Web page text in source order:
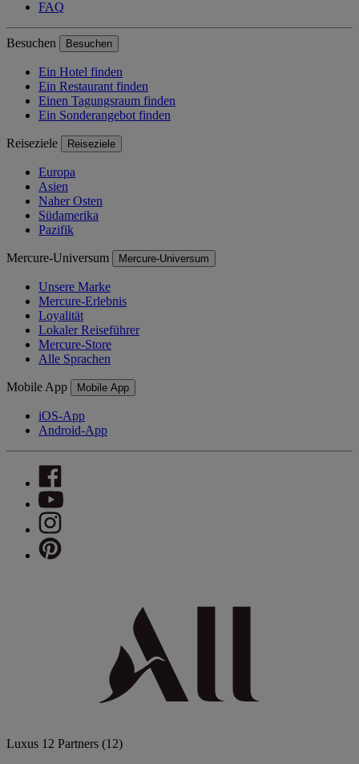
FAQ
Besuchen Besuchen
Ein Hotel finden
Ein Restaurant finden
Einen Tagungsraum finden
Ein Sonderangebot finden
Reiseziele Reiseziele
Europa
Asien
Naher Osten
Südamerika
Pazifik
Mercure-Universum Mercure-Universum
Unsere Marke
Mercure-Erlebnis
Loyalität
Lokaler Reiseführer
Mercure-Store
Alle Sprachen
Mobile App Mobile App
iOS-App
Android-App
Luxus 12 Partners (12)